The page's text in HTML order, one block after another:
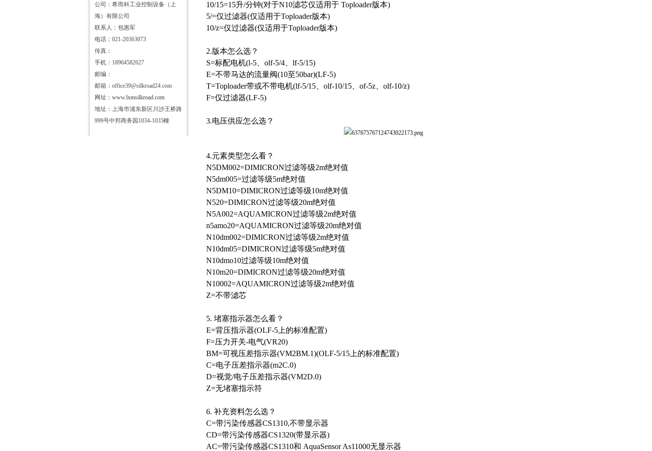
公司：希而科工业控制设备（上
海）有限公司
联系人：包惠军
电话：021-20363073
传真：
手机：18964582627
邮编：
邮箱：office39@silkroad24.com
网址： www.lxmsilkroad.com
地址：上海市浦东新区川沙王桥路
999号中邦商务园1034-1035幢
10/15=15升/分钟(对于N10滤芯仅适用于 Toploader版本)
5/=仅过滤器(仅适用于Toploader版本)
10/z=仅过滤器(仅适用于Toploader版本)
2.版本怎么选？
S=标配电机(l-5、olf-5/4、lf-5/15)
E=不带马达的流量阀(10至50bar)(LF-5)
T=Toploader带或不带电机(lf-5/15、olf-10/15、of-5z、olf-10/z)
F=仅过滤器(LF-5)
3.电压供应怎么选？
4.元素类型怎么看？
N5DM002=DIMICRON过滤等级2m绝对值
N5dm005=过滤等级5m绝对值
N5DM10=DIMICRON过滤等级10m绝对值
N520=DIMICRON过滤等级20m绝对值
N5A002=AQUAMICRON过滤等级2m绝对值
n5amo20=AQUAMICRON过滤等级20m绝对值
N10dm002=DIMICRON过滤等级2m绝对值
N10dm05=DIMICRON过滤等级5m绝对值
N10dmo10过滤等级10m绝对值
N10m20=DIMICRON过滤等级20m绝对值
N10002=AQUAMICRON过滤等级2m绝对值
Z=不带滤芯
5. 堵塞指示器怎么看？
E=背压指示器(OLF-5上的标准配置)
F=压力开关-电气(VR20)
BM=可视压差指示器(VM2BM.1)(OLF-5/15上的标准配置)
C=电子压差指示器(m2C.0)
D=视觉/电子压差指示器(VM2D.0)
Z=无堵塞指示符
6. 补充资料怎么选？
C=带污染传感器CS1310,不带显示器
CD=带污染传感器CS1320(带显示器)
AC=带污染传感器CS1310和 AquaSensor As11000无显示器